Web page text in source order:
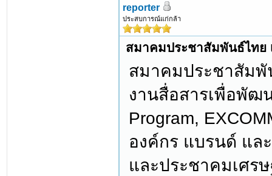
reporter
ประสบการณ์แก่กล้า
สมาคมประชาสัมพันธ์ไทย
สมาคมประชาสัมพั
งานสื่อสารเพื่อพัฒ
Program,
องค์กร แบรนด์ แล
และประชาคมเศร